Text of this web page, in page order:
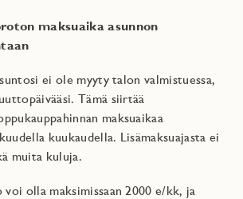
maksuaika asunnon
ei ole myyty talon valmistuessa,
Tämä siirtää
maksuaikaa
kuukaudella. Lisämaksuajasta ei
muita kuluja.
voi olla maksimissaan 2000 e/kk, ja